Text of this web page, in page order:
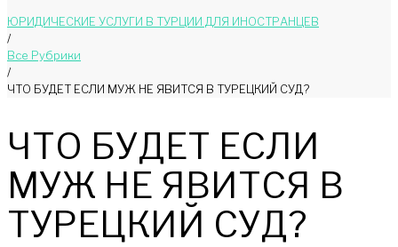
ЮРИДИЧЕСКИЕ УСЛУГИ В ТУРЦИИ ДЛЯ ИНОСТРАНЦЕВ
/
Bce Pyбрики
/
ЧТО БУДЕТ ЕСЛИ МУЖ НЕ ЯВИТСЯ В ТУРЕЦКИЙ СУД?
ЧТО БУДЕТ ЕСЛИ
МУЖ НЕ ЯВИТСЯ В
ТУРЕЦКИЙ СУД?